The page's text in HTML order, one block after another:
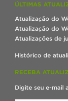
ÚLTIMAS
Atualização do
Atualização do
Atualizações de
Histórico de
RECEBA
Digite seu e-mail